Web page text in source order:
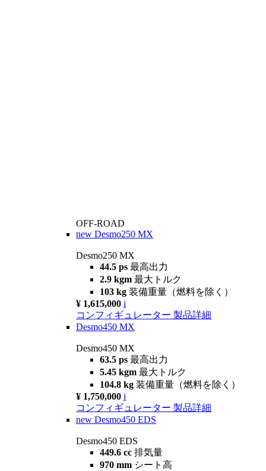
OFF-ROAD
new Desmo250 MX
Desmo250 MX
44.5 ps 最高出力
2.9 kgm 最大トルク
103 kg 装備重量（燃料を除く）
¥ 1,615,000 i
コンフィギュレーター 製品詳細
Desmo450 MX
Desmo450 MX
63.5 ps 最高出力
5.45 kgm 最大トルク
104.8 kg 装備重量（燃料を除く）
¥ 1,750,000 i
コンフィギュレーター 製品詳細
new Desmo450 EDS
Desmo450 EDS
449.6 cc 排気量
970 mm シート高